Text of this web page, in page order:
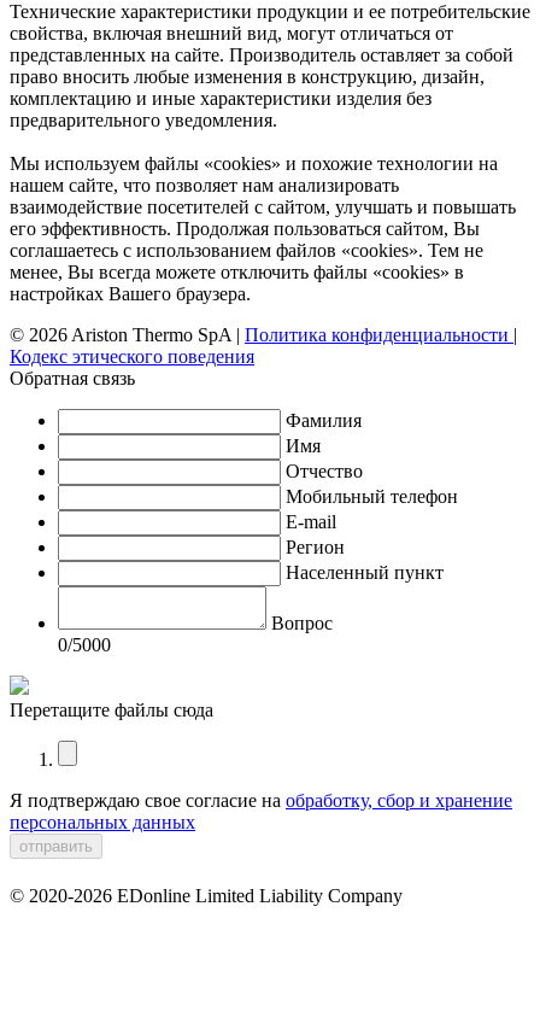
Технические характеристики продукции и ее потребительские
свойства, включая внешний вид, могут отличаться от
представленных на сайте. Производитель оставляет за собой
право вносить любые изменения в конструкцию, дизайн,
комплектацию и иные характеристики изделия без
предварительного уведомления.
Мы используем файлы «cookies» и похожие технологии на
нашем сайте, что позволяет нам анализировать
взаимодействие посетителей с сайтом, улучшать и повышать
его эффективность. Продолжая пользоваться сайтом, Вы
соглашаетесь с использованием файлов «cookies». Тем не
менее, Вы всегда можете отключить файлы «cookies» в
настройках Вашего браузера.
© 2026 Ariston Thermo SpA | Политика конфиденциальности |
Кодекс этического поведения
Обратная связь
Фамилия
Имя
Отчество
Мобильный телефон
E-mail
Регион
Населенный пункт
Вопрос
0/5000
Перетащите файлы сюда
Я подтверждаю свое согласие на обработку, сбор и хранение
персональных данных
© 2020-2026 EDonline Limited Liability Company